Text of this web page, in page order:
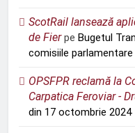
ScotRail lansează
de Fierpe Bugetul
comisiile
OPSFPR reclamă la
Carpatica Feroviar -
din 17 octombrie 2024